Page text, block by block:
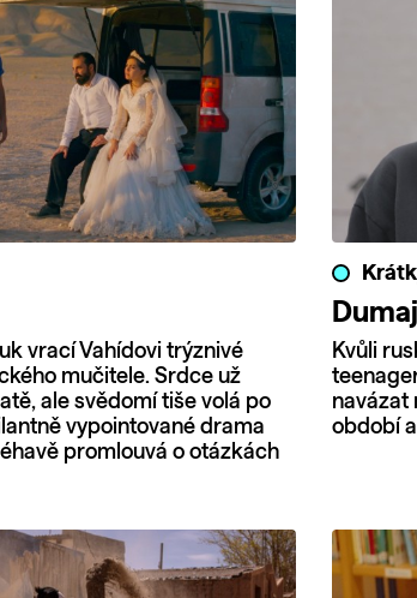
vrací Vahídovi trýznivé
mučitele. Srdce už
ale svědomí tiše volá po
vypointované drama
promlouvá o otázkách
Kvůli
navázat
období